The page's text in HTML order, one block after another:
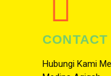
CONTACT
Hubungi Kami